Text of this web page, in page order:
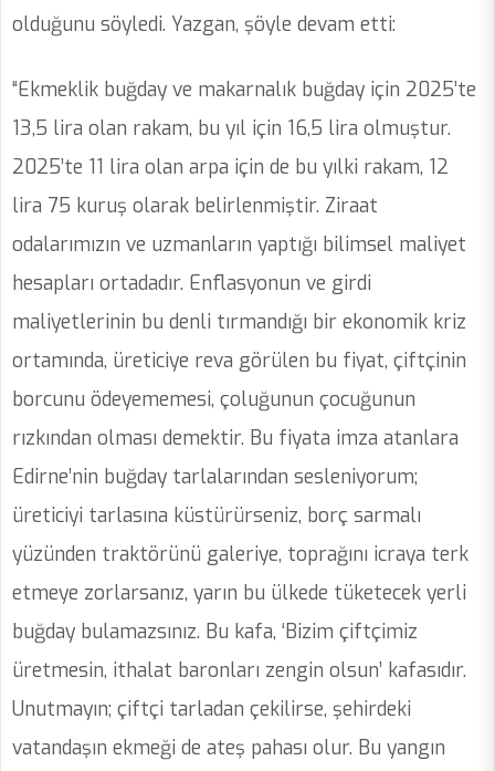
olduğunu söyledi. Yazgan, şöyle devam etti:
“Ekmeklik buğday ve makarnalık buğday için 2025’te
13,5 lira olan rakam, bu yıl için 16,5 lira olmuştur.
2025’te 11 lira olan arpa için de bu yılki rakam, 12
lira 75 kuruş olarak belirlenmiştir. Ziraat
odalarımızın ve uzmanların yaptığı bilimsel maliyet
hesapları ortadadır. Enflasyonun ve girdi
maliyetlerinin bu denli tırmandığı bir ekonomik kriz
ortamında, üreticiye reva görülen bu fiyat, çiftçinin
borcunu ödeyememesi, çoluğunun çocuğunun
rızkından olması demektir. Bu fiyata imza atanlara
Edirne’nin buğday tarlalarından sesleniyorum;
üreticiyi tarlasına küstürürseniz, borç sarmalı
yüzünden traktörünü galeriye, toprağını icraya terk
etmeye zorlarsanız, yarın bu ülkede tüketecek yerli
buğday bulamazsınız. Bu kafa, ‘Bizim çiftçimiz
üretmesin, ithalat baronları zengin olsun’ kafasıdır.
Unutmayın; çiftçi tarladan çekilirse, şehirdeki
vatandaşın ekmeği de ateş pahası olur. Bu yangın